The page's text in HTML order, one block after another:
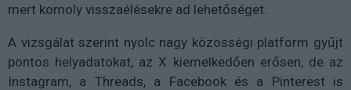
mert komoly visszaélésekre ad lehetőséget.
A vizsgálat szerint nyolc nagy közösségi platform gyűjt
pontos helyadatokat, az X kiemelkedően erősen, de az
Instagram, a Threads, a Facebook és a Pinterest is